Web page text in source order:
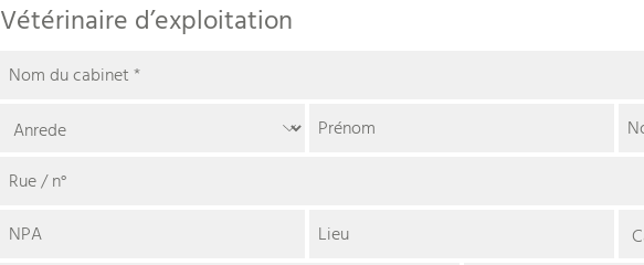
Vétérinaire d’exploitation
Nom du cabinet*
Prénom
Rue / n°
NPA
Lieu